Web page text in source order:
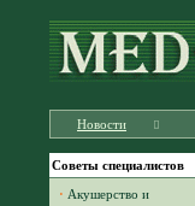
Новости
Советы специалистов
· Акушерство и